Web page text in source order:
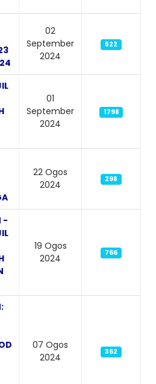
02
September
2024
522
01
September
2024
1798
22 Ogos
2024
298
-
19 Ogos
2024
766
07 Ogos
2024
362